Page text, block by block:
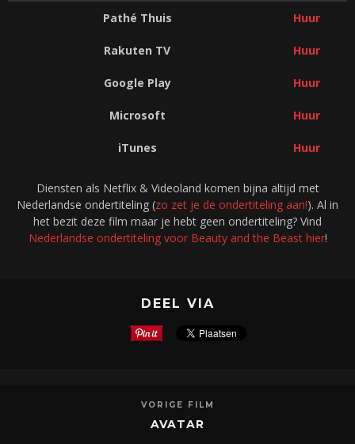
Pathé Thuis Huur
Rakuten TV Huur
Google Play Huur
Microsoft Huur
iTunes Huur
Diensten als Netflix & Videoland komen bijna altijd met
Nederlandse ondertiteling (zo zet je de ondertiteling aan!). Al in
het bezit deze film maar je hebt geen ondertiteling? Vind
Nederlandse ondertiteling voor Beauty and the Beast hier!
DEEL VIA
VORIGE FILM
AVATAR